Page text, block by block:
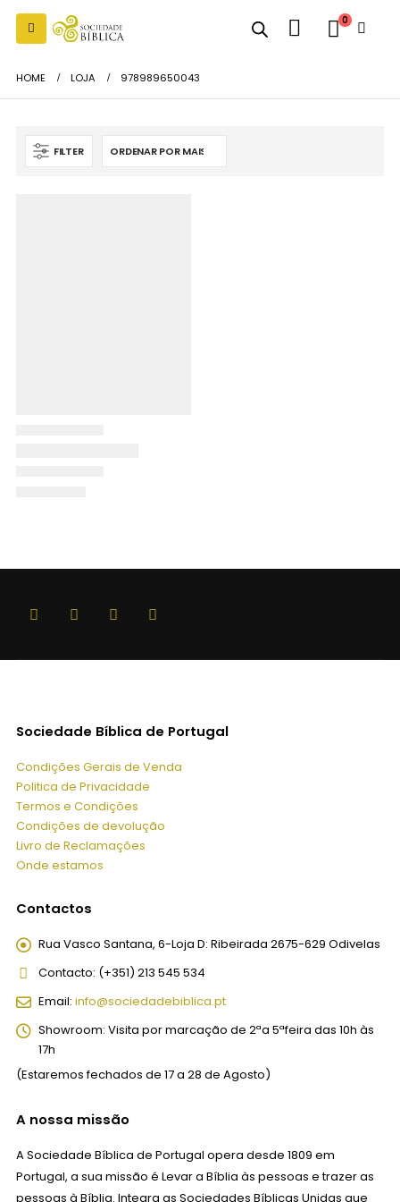
0
HOME LOJA 978989650043
FILTER
Sociedade Bíblica de Portugal
Condições Gerais de Venda
Politica de Privacidade
Termos e Condições
Condições de devolução
Livro de Reclamações
Onde estamos
Contactos
Rua Vasco Santana, 6-Loja D: Ribeirada 2675-629 Odivelas
Contacto: (+351) 213 545 534
Email: info@sociedadebiblica.pt
Showroom: Visita por marcação de 2ªa 5ªfeira das 10h às
17h
(Estaremos fechados de 17 a 28 de Agosto)
A nossa missão
A Sociedade Bíblica de Portugal opera desde 1809 em
Portugal, a sua missão é Levar a Bíblia às pessoas e trazer as
pessoas à Bíblia. Integra as Sociedades Bíblicas Unidas que